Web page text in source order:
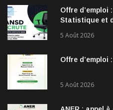
Offre d’emploi
Statistique et
5 Août 2026
Offre d’emploi
5 Août 2026